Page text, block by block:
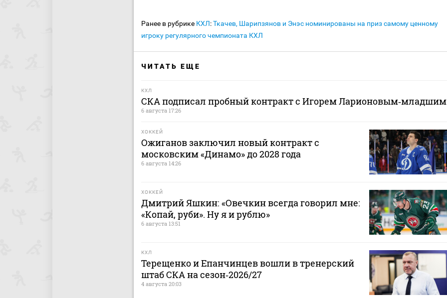
Ранее в рубрике КХЛ:Ткачев, Шарипзянов и Энэс номинированы на приз самому ценному
игроку регулярного чемпионата КХЛ
ЧИТАТЬ ЕЩЕ
КХЛ
СКА подписал пробный контракт с Игорем Ларионовым‑младшим
6 августа 17:26
ХОККЕЙ
Ожиганов заключил новый контракт с
московским «Динамо» до 2028 года
6 августа 14:26
ХОККЕЙ
Дмитрий Яшкин: «Овечкин всегда говорил мне:
«Копай, руби». Ну я и рублю»
6 августа 13:51
КХЛ
Терещенко и Епанчинцев вошли в тренерский
штаб СКА на сезон‑2026/27
4 августа 20:03